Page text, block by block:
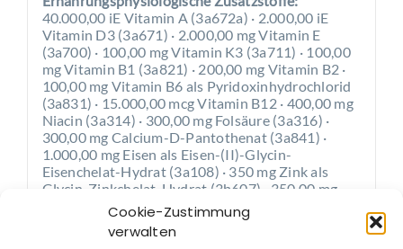
Cookie-Zustimmung
verwalten
40.000,00 iE Vitamin A (3a672a) · 2.000,00 iE
Vitamin D3 (3a671) · 2.000,00 mg Vitamin E
(3a700) · 100,00 mg Vitamin K3 (3a711) · 100,00
mg Vitamin B1 (3a821) · 200,00 mg Vitamin B2 ·
100,00 mg Vitamin B6 als Pyridoxinhydrochlorid
(3a831) · 15.000,00 mcg Vitamin B12 · 400,00 mg
Niacin (3a314) · 300,00 mg Folsäure (3a316) ·
300,00 mg Calcium-D-Pantothenat (3a841) ·
1.000,00 mg Eisen als Eisen-(II)-Glycin-
Eisenchelat-Hydrat (3a108) · 350 mg Zink als
Glycin-Zinkchelat-Hydrat (3b607) · 350,00 mg
Mangan als Mangan-(II)-sulfat-Monohydrat
(3b503) · 400,00 mg Kupfer als Kupfer-(II)-sulfat-
Pentahydra.